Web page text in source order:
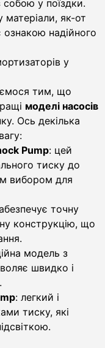
собою у поїздки.
матеріали, як-от
надійного
у
тим, що
моделі насосів
Ось декілька
Pump: цей
тиску до
вибором для
точну
конструкцію, що
модель з
швидко і
: легкий і
тиску, які